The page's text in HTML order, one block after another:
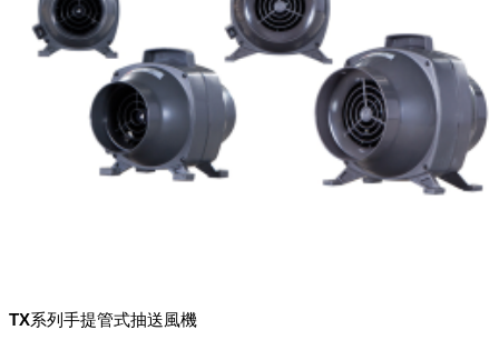
TX系列手提管式抽送風機